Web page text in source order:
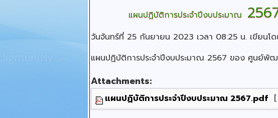
แผนปฏิบัติการประจำปีงบประมาณ
วันจันทร์ที่ 25 กันยายน 2023 เวลา 08:25 น. เขียนโ
แผนปฏิบัติการประจำปีงบประมาณ 2567 ของ ศูนย์พั
Attachments:
แผนปฏิบัติการประจำปีงบประมาณ 2567.pdf